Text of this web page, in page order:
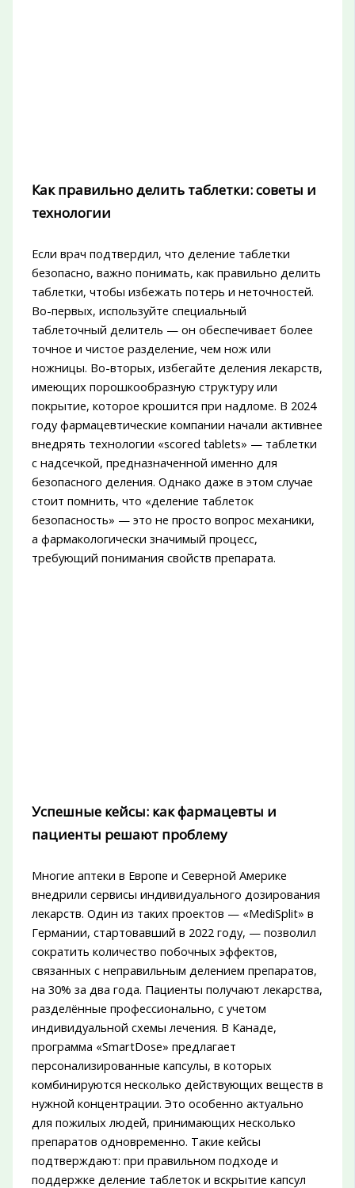
Как правильно делить таблетки: советы и
технологии
Если врач подтвердил, что деление таблетки
безопасно, важно понимать, как правильно делить
таблетки, чтобы избежать потерь и неточностей.
Во-первых, используйте специальный
таблеточный делитель — он обеспечивает более
точное и чистое разделение, чем нож или
ножницы. Во-вторых, избегайте деления лекарств,
имеющих порошкообразную структуру или
покрытие, которое крошится при надломе. В 2024
году фармацевтические компании начали активнее
внедрять технологии «scored tablets» — таблетки
с надсечкой, предназначенной именно для
безопасного деления. Однако даже в этом случае
стоит помнить, что «деление таблеток
безопасность» — это не просто вопрос механики,
а фармакологически значимый процесс,
требующий понимания свойств препарата.
Успешные кейсы: как фармацевты и
пациенты решают проблему
Многие аптеки в Европе и Северной Америке
внедрили сервисы индивидуального дозирования
лекарств. Один из таких проектов — «MediSplit» в
Германии, стартовавший в 2022 году, — позволил
сократить количество побочных эффектов,
связанных с неправильным делением препаратов,
на 30% за два года. Пациенты получают лекарства,
разделённые профессионально, с учетом
индивидуальной схемы лечения. В Канаде,
программа «SmartDose» предлагает
персонализированные капсулы, в которых
комбинируются несколько действующих веществ в
нужной концентрации. Это особенно актуально
для пожилых людей, принимающих несколько
препаратов одновременно. Такие кейсы
подтверждают: при правильном подходе и
поддержке деление таблеток и вскрытие капсул